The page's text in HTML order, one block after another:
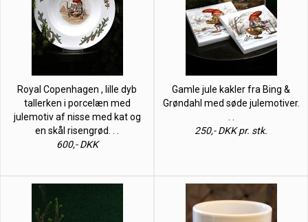
Royal Copenhagen , lille dyb
tallerken i porcelæn med
julemotiv af nisse med kat og
en skål risengrød. . .
600,- DKK
Gamle jule kakler fra Bing &
Grøndahl med søde julemotiver.
250,- DKK pr. stk.